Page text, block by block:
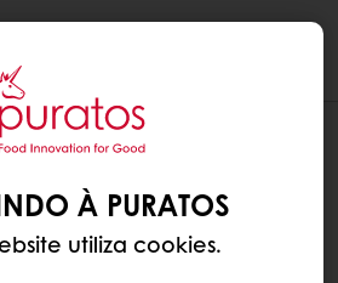
À PURATOS
utiliza cookies.